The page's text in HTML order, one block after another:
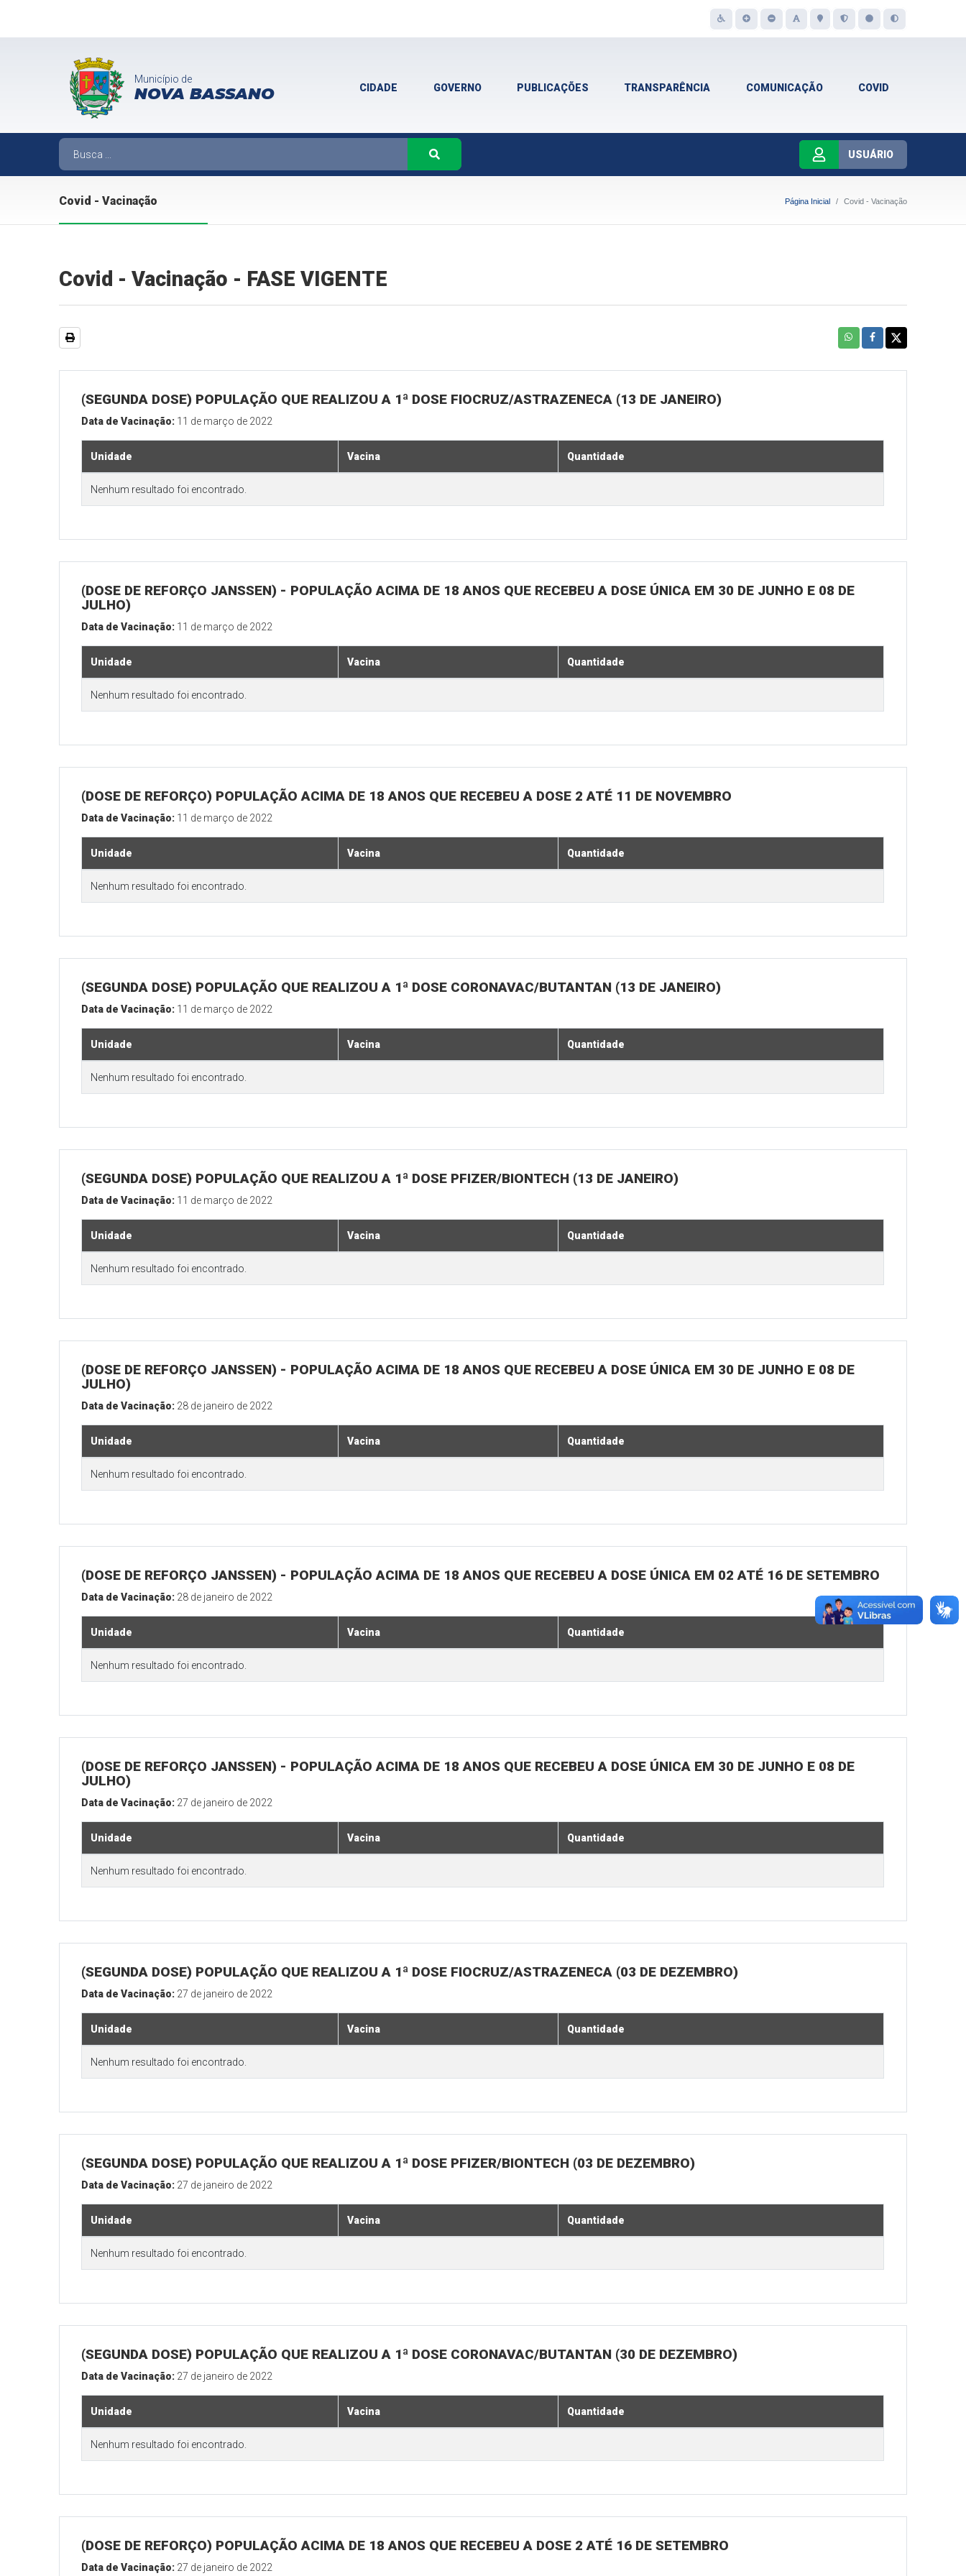
Município de
NOVA BASSANO CIDADE GOVERNO PUBLICAÇÕES TRANSPARÊNCIA COMUNICAÇÃO COVID
USUÁRIO
Covid - Vacinação Página Inicial Covid - Vacinação
Covid - Vacinação - FASE VIGENTE
(SEGUNDA DOSE) POPULAÇÃO QUE REALIZOU A 1ª DOSE FIOCRUZ/ASTRAZENECA (13 DE JANEIRO)
Data de Vacinação: 11 de março de 2022
Unidade Vacina Quantidade
Nenhum resultado foi encontrado.
(DOSE DE REFORÇO JANSSEN) - POPULAÇÃO ACIMA DE 18 ANOS QUE RECEBEU A DOSE ÚNICA EM 30 DE JUNHO E 08 DE
JULHO)
Data de Vacinação: 11 de março de 2022
Unidade Vacina Quantidade
Nenhum resultado foi encontrado.
(DOSE DE REFORÇO) POPULAÇÃO ACIMA DE 18 ANOS QUE RECEBEU A DOSE 2 ATÉ 11 DE NOVEMBRO
Data de Vacinação: 11 de março de 2022
Unidade Vacina Quantidade
Nenhum resultado foi encontrado.
(SEGUNDA DOSE) POPULAÇÃO QUE REALIZOU A 1ª DOSE CORONAVAC/BUTANTAN (13 DE JANEIRO)
Data de Vacinação: 11 de março de 2022
Unidade Vacina Quantidade
Nenhum resultado foi encontrado.
(SEGUNDA DOSE) POPULAÇÃO QUE REALIZOU A 1ª DOSE PFIZER/BIONTECH (13 DE JANEIRO)
Data de Vacinação: 11 de março de 2022
Unidade Vacina Quantidade
Nenhum resultado foi encontrado.
(DOSE DE REFORÇO JANSSEN) - POPULAÇÃO ACIMA DE 18 ANOS QUE RECEBEU A DOSE ÚNICA EM 30 DE JUNHO E 08 DE
JULHO)
Data de Vacinação: 28 de janeiro de 2022
Unidade Vacina Quantidade
Nenhum resultado foi encontrado.
(DOSE DE REFORÇO JANSSEN) - POPULAÇÃO ACIMA DE 18 ANOS QUE RECEBEU A DOSE ÚNICA EM 02 ATÉ 16 DE SETEMBRO
Data de Vacinação: 28 de janeiro de 2022
Unidade Vacina Quantidade
Nenhum resultado foi encontrado.
(DOSE DE REFORÇO JANSSEN) - POPULAÇÃO ACIMA DE 18 ANOS QUE RECEBEU A DOSE ÚNICA EM 30 DE JUNHO E 08 DE
JULHO)
Data de Vacinação: 27 de janeiro de 2022
Unidade Vacina Quantidade
Nenhum resultado foi encontrado.
(SEGUNDA DOSE) POPULAÇÃO QUE REALIZOU A 1ª DOSE FIOCRUZ/ASTRAZENECA (03 DE DEZEMBRO)
Data de Vacinação: 27 de janeiro de 2022
Unidade Vacina Quantidade
Nenhum resultado foi encontrado.
(SEGUNDA DOSE) POPULAÇÃO QUE REALIZOU A 1ª DOSE PFIZER/BIONTECH (03 DE DEZEMBRO)
Data de Vacinação: 27 de janeiro de 2022
Unidade Vacina Quantidade
Nenhum resultado foi encontrado.
(SEGUNDA DOSE) POPULAÇÃO QUE REALIZOU A 1ª DOSE CORONAVAC/BUTANTAN (30 DE DEZEMBRO)
Data de Vacinação: 27 de janeiro de 2022
Unidade Vacina Quantidade
Nenhum resultado foi encontrado.
(DOSE DE REFORÇO) POPULAÇÃO ACIMA DE 18 ANOS QUE RECEBEU A DOSE 2 ATÉ 16 DE SETEMBRO
Data de Vacinação: 27 de janeiro de 2022